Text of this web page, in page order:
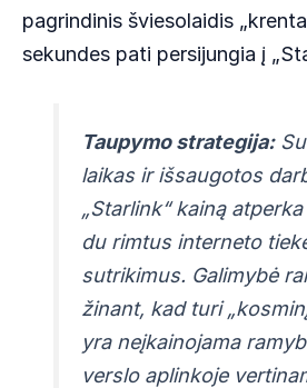
pagrindinis šviesolaidis
sekundes pati persijungia į
Taupymo strategija:
laikas ir išsaugotos
„Starlink“ kainą
du rimtus interneto
sutrikimus. Galimybė
žinant, kad turi
yra neįkainojama
verslo aplinkoje